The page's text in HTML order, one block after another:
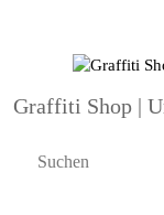
Graffiti Shop |